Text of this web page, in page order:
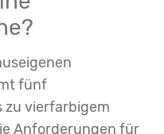
fünf
zu vierfarbigem
Anforderungen für